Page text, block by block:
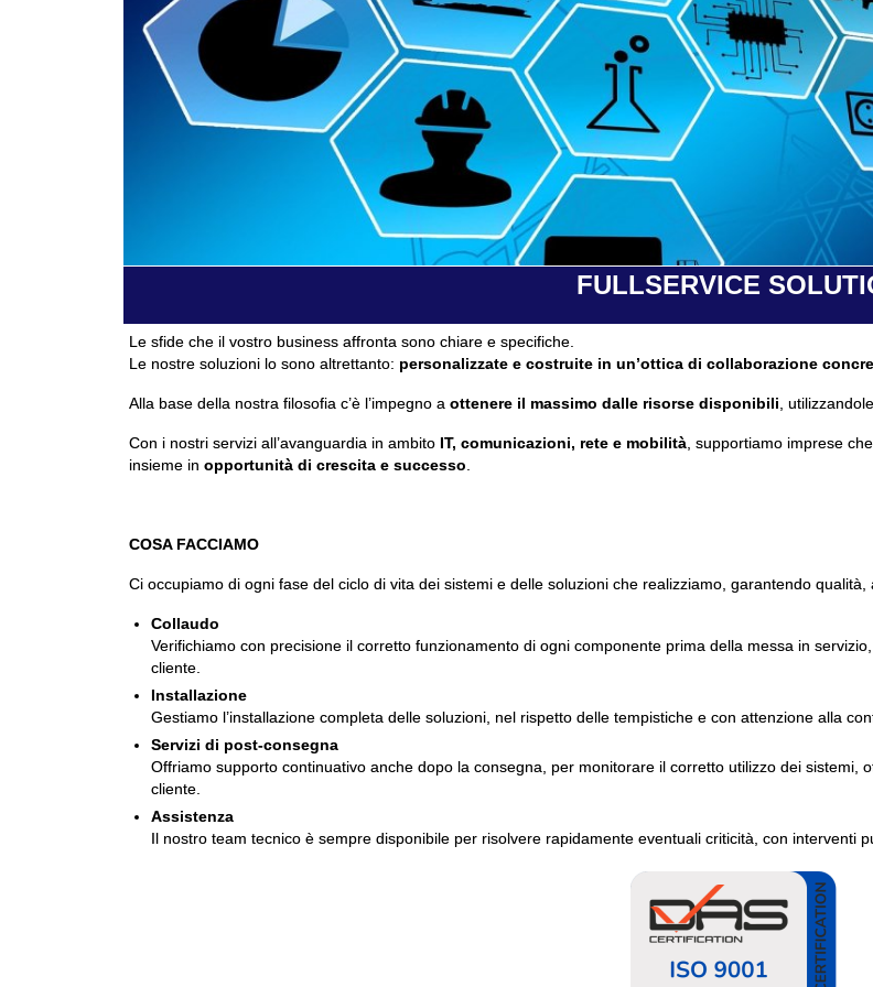
FULLSERVICE
Le sfide che il vostro business affronta sono chiare e specifiche.
Le nostre soluzioni lo sono altrettanto: personalizzate e costruite in un’ottica di collaborazione
Alla base della nostra filosofia c’è l’impegno a ottenere il massimo dalle risorse disponibili,
Con i nostri servizi all’avanguardia in ambito IT, comunicazioni, rete e mobilità, supportiamo imprese
insieme in opportunità di crescita e successo.
COSA FACCIAMO
Ci occupiamo di ogni fase del ciclo di vita dei sistemi e delle soluzioni che realizziamo, garantendo
Collaudo
Verifichiamo con precisione il corretto funzionamento di ogni componente prima della messa in
cliente.
Installazione
Gestiamo l’installazione completa delle soluzioni, nel rispetto delle tempistiche e con attenzione alla
Servizi di post-consegna
Offriamo supporto continuativo anche dopo la consegna, per monitorare il corretto utilizzo dei sistemi,
cliente.
Assistenza
Il nostro team tecnico è sempre disponibile per risolvere rapidamente eventuali criticità, con interventi